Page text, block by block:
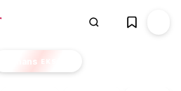
Finans EKSTRA